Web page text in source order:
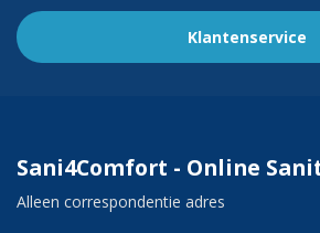
Klantenservice
Sani4Comfort - Online
Alleen correspondentie adres